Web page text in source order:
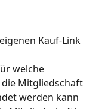
Kauf-Link
welche
Mitgliedschaft
werden kann